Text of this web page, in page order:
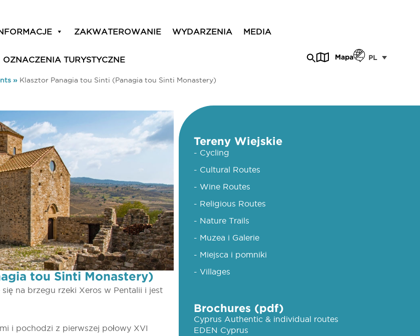
ZAKWATEROWANIE WYDARZENIA MEDIA
OZNACZENIA TURYSTYCZNE Mapa PL
» Klasztor Panagia tou Sinti (Panagia tou Sinti Monastery)
tou Sinti Monastery)
na brzegu rzeki Xeros w Pentalii i jest
i pochodzi z pierwszej połowy XVI
Tereny Wiejskie
- Cycling
- Cultural Routes
- Wine Routes
- Religious Routes
- Nature Trails
- Muzea i Galerie
- Miejsca i pomniki
- Villages
Brochures (pdf)
Cyprus Authentic & individual routes
EDEN Cyprus